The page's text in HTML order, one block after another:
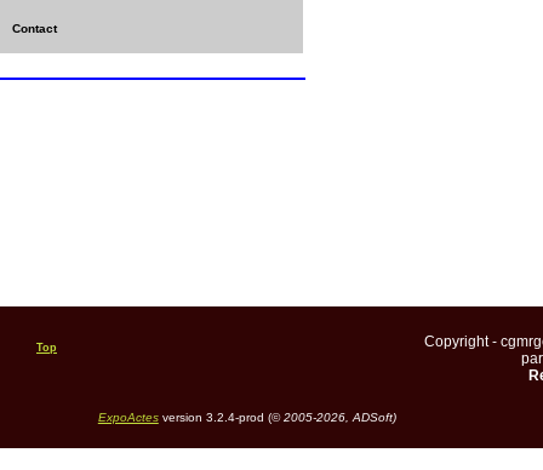
Contact
Top
Copyright -
ExpoActesversion 3.2.4-prod (©2005-2026, ADSoft)